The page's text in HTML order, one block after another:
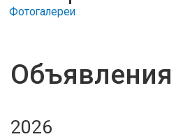
Фотогалереи
Объявления
2026